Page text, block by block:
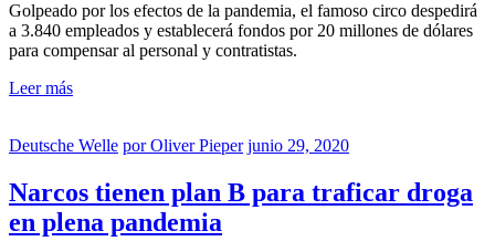
Golpeado por los efectos de la pandemia, el famoso circo despedirá
a 3.840 empleados y establecerá fondos por 20 millones de dólares
para compensar al personal y contratistas.
Leer más
Deutsche Welle porOliver Pieper junio 29, 2020
Narcos tienen plan B para traficar droga
en plena pandemia